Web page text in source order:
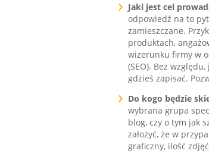
Jaki jest cel
odpowiedź na to
zamieszczane.
produktach,
wizerunku firmy w
(SEO). Bez
gdzieś zapisać.
Do kogo będzie
wybrana grupa
blog, czy o tym jak
założyć, że w
graficzny, ilość